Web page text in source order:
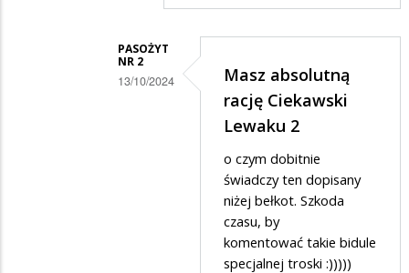
MIŚCIE
uczniowi/uczennicy!
PASOŻYT
NR 2
13/10/2024
Masz absolutną
rację Ciekawski
Lewaku 2
o czym dobitnie
świadczy ten dopisany
niżej bełkot. Szkoda
czasu, by
komentować takie bidule
specjalnej troski :)))))